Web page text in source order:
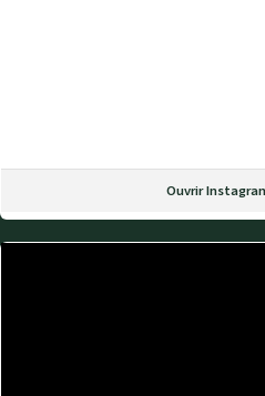
Ouvrir